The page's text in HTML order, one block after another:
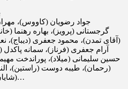
جواد رضویان (کاووس)،
گرجستانى (پرویز)، بهاره رهنما
(آقاى تمدن)، محمود جعفرى (دیباج)،
آرام جعفرى (فرناز)، سمانه پاکدل
حسین سلیمانى (میلاد)، پوراندخت
(رحمان)، طیبه دوست (راستین)،
(شایان)، کاظم افرندنیا (افشار) و…